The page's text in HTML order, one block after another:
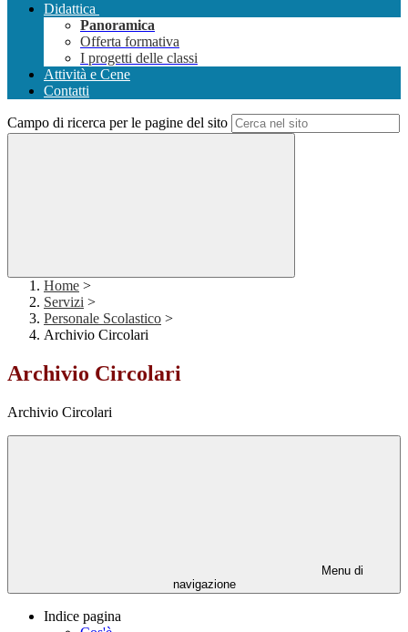
Didattica
Panoramica
Offerta formativa
I progetti delle classi
Attività e Cene
Contatti
Campo di ricerca per le pagine del sito
Home >
Servizi >
Personale Scolastico >
Archivio Circolari
Archivio Circolari
Archivio Circolari
Menu di
navigazione
Indice pagina